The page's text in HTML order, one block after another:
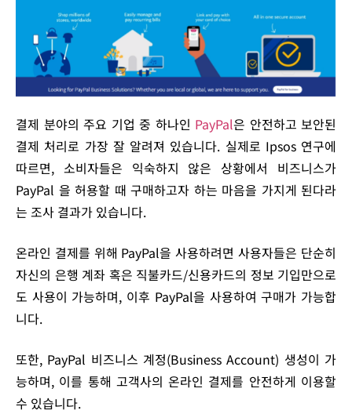
결제 분야의 주요 기업 중 하나인 PayPal은 안전하고 보안된
결제 처리로 가장 잘 알려져 있습니다. 실제로 Ipsos 연구에
따르면, 소비자들은 익숙하지 않은 상황에서 비즈니스가
PayPal 을 허용할 때 구매하고자 하는 마음을 가지게 된다라
는 조사 결과가 있습니다.
온라인 결제를 위해 PayPal을 사용하려면 사용자들은 단순히
자신의 은행 계좌 혹은 직불카드/신용카드의 정보 기입만으로
도 사용이 가능하며, 이후 PayPal을 사용하여 구매가 가능합
니다.
또한, PayPal 비즈니스 계정(Business Account) 생성이 가
능하며, 이를 통해 고객사의 온라인 결제를 안전하게 이용할
수 있습니다.